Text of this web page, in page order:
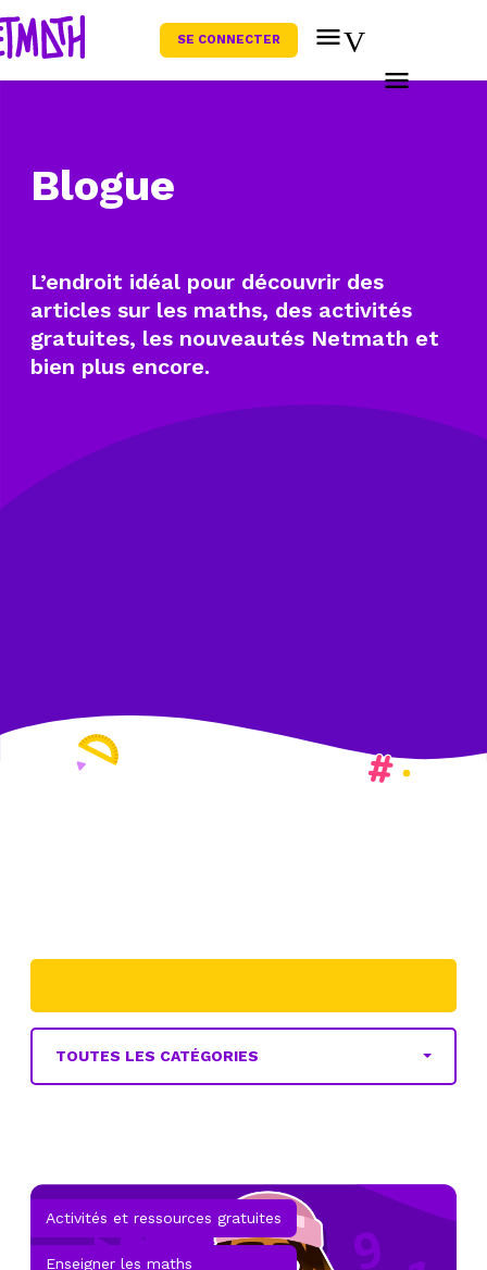
SE CONNECTER
Blogue
L’endroit idéal pour découvrir des
articles sur les maths, des activités
gratuites, les nouveautés Netmath et
bien plus encore.
TOUTES LES CATÉGORIES
Activités et ressources gratuites
Enseigner les maths